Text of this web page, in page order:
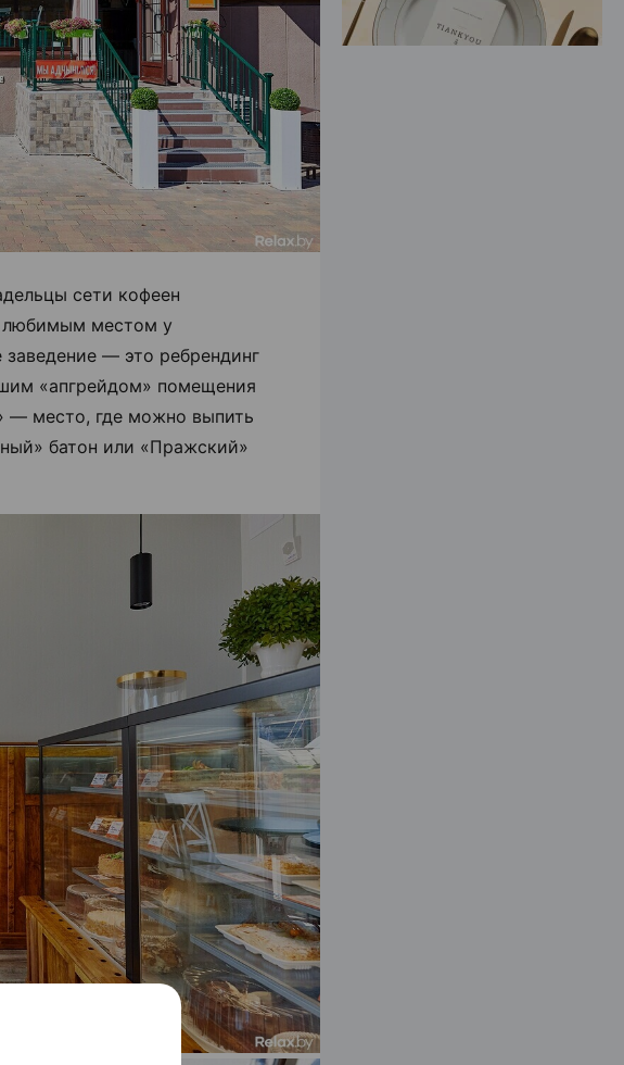
сети кофеен
любимым местом у
— это ребрендинг
«апгрейдом» помещения
— место, где можно выпить
батон или «Пражский»